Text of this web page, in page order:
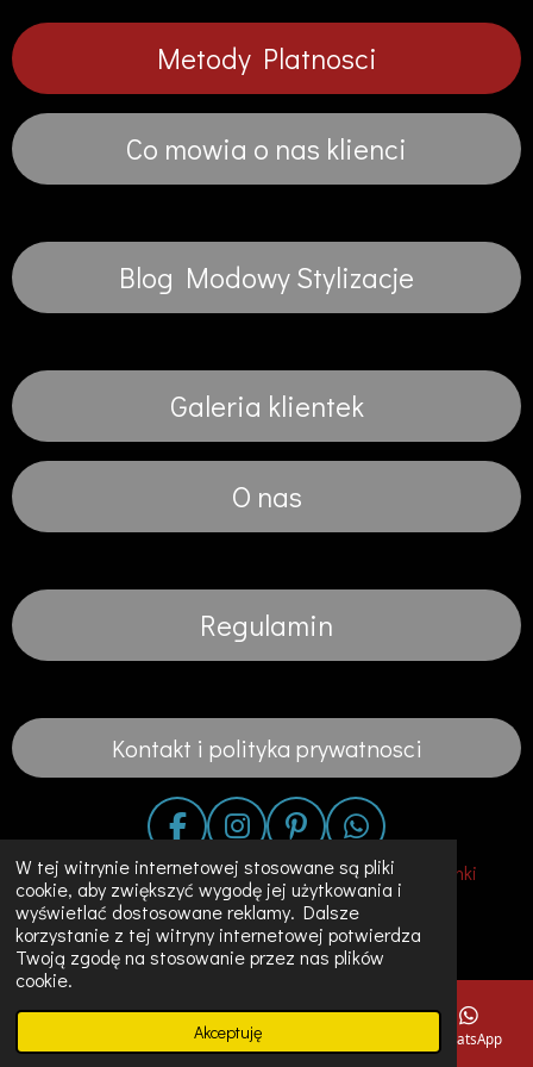
W tej witrynie internetowej stosowane są pliki
cookie, aby zwiększyć wygodę jej użytkowania i
wyświetlać dostosowane reklamy. Dalsze
korzystanie z tej witryny internetowej potwierdza
Twoją zgodę na stosowanie przez nas plików
cookie.
Akceptuję
Metody Platnosci
Co mowia o nas klienci
Blog Modowy Stylizacje
Galeria klientek
O nas
Regulamin
Kontakt i polityka prywatnosci
F
a
c
e
b
o
I
n
s
t
a
r
a
P
i
n
t
e
e
W
h
a
t
s
p
© 2020 - 2023 Fashion in the City-Suknie Slubne Sukienki
Unikalne Ubrania w Holandii
Obsługiwana przezJouwWeb
Mapa WhatsApp